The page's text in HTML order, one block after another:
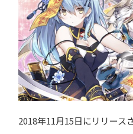
2018年11月15日にリリース